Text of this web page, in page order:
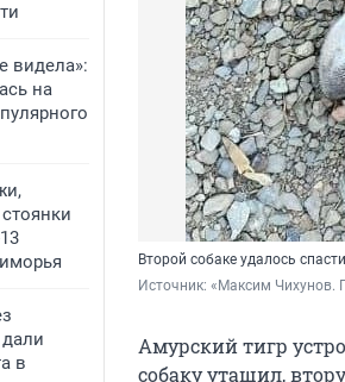
видела»:
на
в
Второй собаке удалось
Источник: «Максим Чихунов.
Амурский тигр
собаку утащил,